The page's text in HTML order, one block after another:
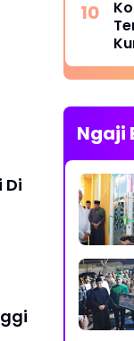
Ngaji